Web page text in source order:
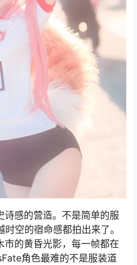
感的营造。不是简单的服
空的宿命感都拍出来了。
市的黄昏光影，每一帧都在
角色最难的不是服装道